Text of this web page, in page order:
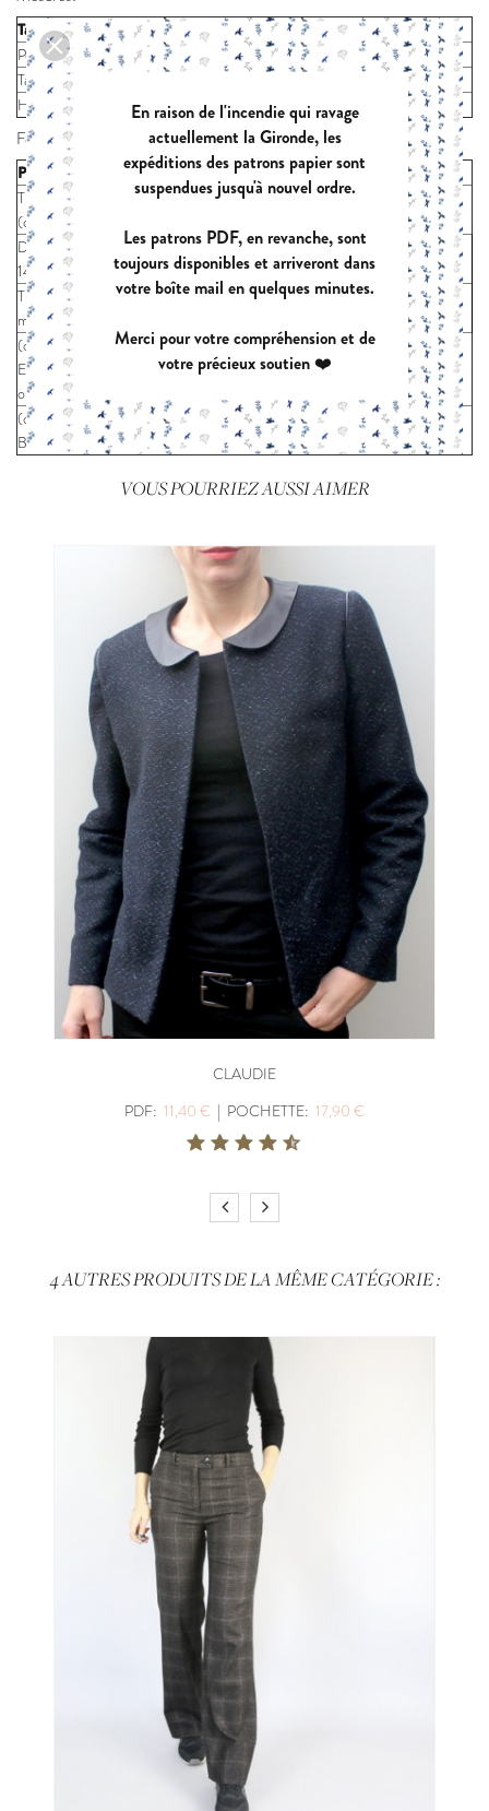
Tailles 34 36 38 40 42 44 46
48
Poitrine (cm)
80 84 88 92 96 100 104
108
Taille (cm)
66 70 74 78 82 86
90
Hanches (cm)
86 90 94 98 102 110 114
Fournitures:
Pour les tailles 34 36 38 40 42 44 46
48
Tissu laize 140
(cm)
235
240
Doublure laize
140 (cm)
max 180 cm
Thermocollant
moyen
(option)
Elastique rond
ou ruban
(pour boutonnière à bride) 6-8 cm
(option)
Bouton
1 x 2 cm de diamètre
VOUS POURRIEZ AUSSI AIMER
CLAUDIE
PDF: 11,40 € | POCHETTE: 17,90 €
4 AUTRES PRODUITS DE LA MÊME CATÉGORIE :
En raison de l'incendie qui ravage
actuellement la Gironde, les
expéditions des patrons papier sont
suspendues jusqu'à nouvel ordre.
Les patrons PDF, en revanche, sont
toujours disponibles et arriveront dans
votre boîte mail en quelques minutes.
Merci pour votre compréhension et de
votre précieux soutien ❤️